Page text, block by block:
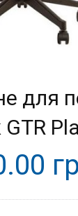
для
GTR